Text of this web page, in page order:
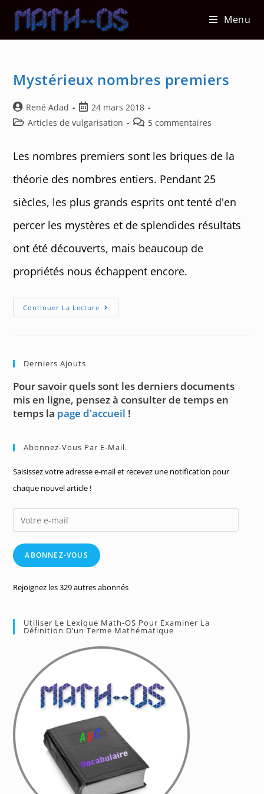
content
Menu
Mystérieux nombres premiers
Auteur/autrice
de
René Adad
Post
published:
24 mars 2018
PostArticles de vulgarisation
Post5 commentaires
Les nombres premiers sont les briques de la
théorie des nombres entiers. Pendant 25
siècles, les plus grands esprits ont tenté d'en
percer les mystères et de splendides résultats
ont été découverts, mais beaucoup de
propriétés nous échappent encore.
Continuer La Lecture Mystérieux
Nombres
Derniers Ajouts
Pour savoir quels sont les derniers documents
mis en ligne, pensez à consulter de temps en
temps la page d'accueil !
Abonnez-Vous Par E-Mail.
Saisissez votre adresse e-mail et recevez une notification pour
chaque nouvel article !
Votre
e-
mailABONNEZ-VOUS
Rejoignez les 329 autres abonnés
Utiliser Le Lexique Math-OS Pour Examiner La
Définition D’un Terme Mathématique